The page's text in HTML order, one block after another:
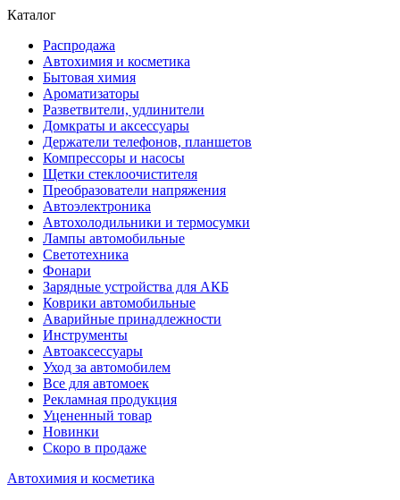
Каталог
Распродажа
Автохимия и косметика
Бытовая химия
Ароматизаторы
Разветвители, удлинители
Домкраты и аксессуары
Держатели телефонов, планшетов
Компрессоры и насосы
Щетки стеклоочистителя
Преобразователи напряжения
Автоэлектроника
Автохолодильники и термосумки
Лампы автомобильные
Светотехника
Фонари
Зарядные устройства для АКБ
Коврики автомобильные
Аварийные принадлежности
Инструменты
Автоаксессуары
Уход за автомобилем
Все для автомоек
Рекламная продукция
Уцененный товар
Новинки
Скоро в продаже
Автохимия и косметика